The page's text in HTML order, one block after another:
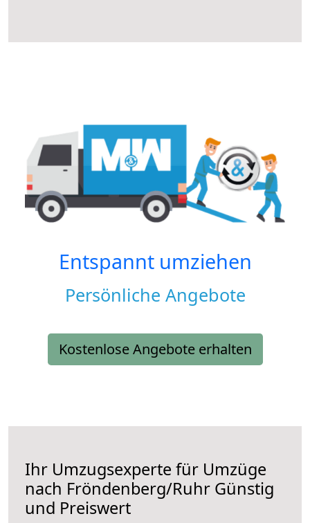
Entspannt umziehen
Persönliche Angebote
Kostenlose Angebote erhalten
Ihr Umzugsexperte für Umzüge
nach Fröndenberg/Ruhr Günstig
und Preiswert